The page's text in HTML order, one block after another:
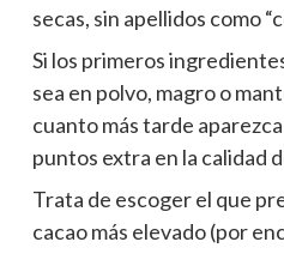
secas, sin apellidos como
Si los primeros
sea en polvo, magro o
cuanto más tarde
puntos extra en la calidad
Trata de escoger el que
cacao más elevado(por